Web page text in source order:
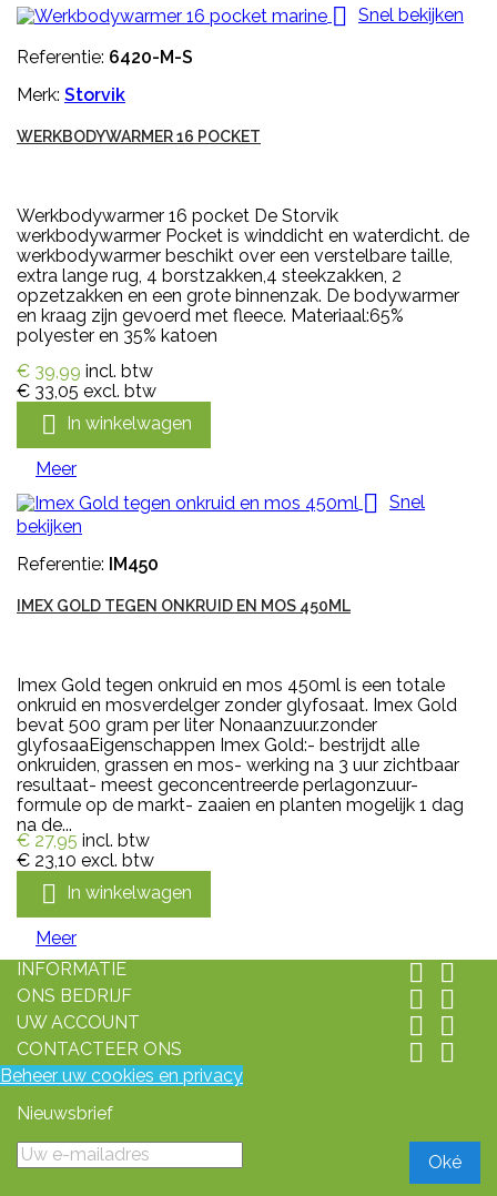
 Snel bekijken
Referentie: 6420-M-S
Merk: Storvik
WERKBODYWARMER 16 POCKET
Werkbodywarmer 16 pocket De Storvik
werkbodywarmer Pocket is winddicht en waterdicht. de
werkbodywarmer beschikt over een verstelbare taille,
extra lange rug, 4 borstzakken,4 steekzakken, 2
opzetzakken en een grote binnenzak. De bodywarmer
en kraag zijn gevoerd met fleece. Materiaal:65%
polyester en 35% katoen
€ 39,99 incl. btw
€ 33,05 excl. btw
 In winkelwagen
Meer
 Snel
bekijken
Referentie: IM450
IMEX GOLD TEGEN ONKRUID EN MOS 450ML
Imex Gold tegen onkruid en mos 450ml is een totale
onkruid en mosverdelger zonder glyfosaat. Imex Gold
bevat 500 gram per liter Nonaanzuur.zonder
glyfosaaEigenschappen Imex Gold:- bestrijdt alle
onkruiden, grassen en mos- werking na 3 uur zichtbaar
resultaat- meest geconcentreerde perlagonzuur-
formule op de markt- zaaien en planten mogelijk 1 dag
na de...
€ 27,95 incl. btw
€ 23,10 excl. btw
 In winkelwagen
Meer
INFORMATIE
 
ONS BEDRIJF  
UW ACCOUNT  
CONTACTEER ONS  
Beheer uw cookies en privacy
Nieuwsbrief